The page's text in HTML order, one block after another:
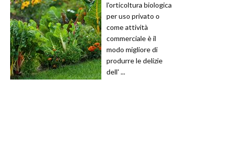
l'orticoltura biologica
per uso privato o
come attività
commerciale è il
modo migliore di
produrre le delizie
dell' ...